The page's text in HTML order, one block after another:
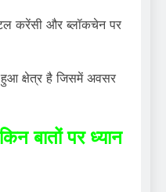
करेंसी और ब्लॉकचेन पर
क्षेत्र है जिसमें अवसर
बातों पर ध्यान